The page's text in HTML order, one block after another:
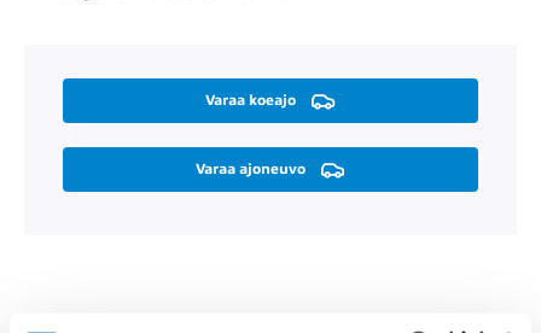
Varaa koeajo
Varaa ajoneuvo